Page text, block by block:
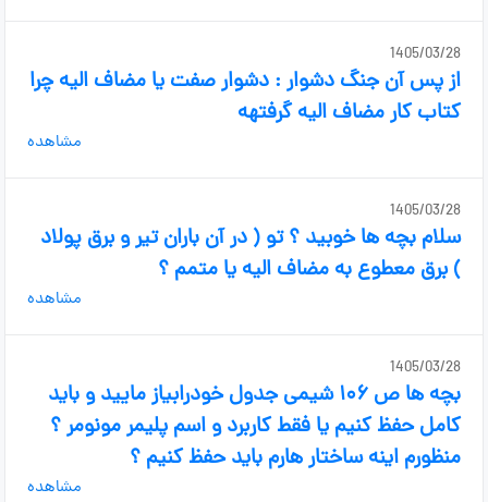
1405/03/28
از پس آن جنگ دشوار : دشوار صفت یا مضاف الیه چرا
کتاب کار مضاف الیه گرفتهه
مشاهده
1405/03/28
سلام بچه ها خوبید ؟ تو ( در آن باران تیر و برق پولاد
) برق معطوع به مضاف الیه یا متمم ؟
مشاهده
1405/03/28
بچه ها ص ۱۰۶ شیمی جدول خودرابیاز مایید و باید
کامل حفظ کنیم یا فقط کاربرد و اسم پلیمر مونومر ؟
منظورم اینه ساختار هارم باید حفظ کنیم ؟
مشاهده